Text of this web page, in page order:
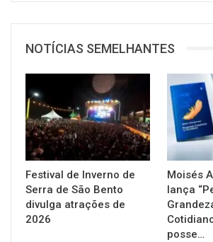
NOTÍCIAS SEMELHANTES
Festival de Inverno de
Serra de São Bento
divulga atrações de
2026
Moisés
lança
posse…